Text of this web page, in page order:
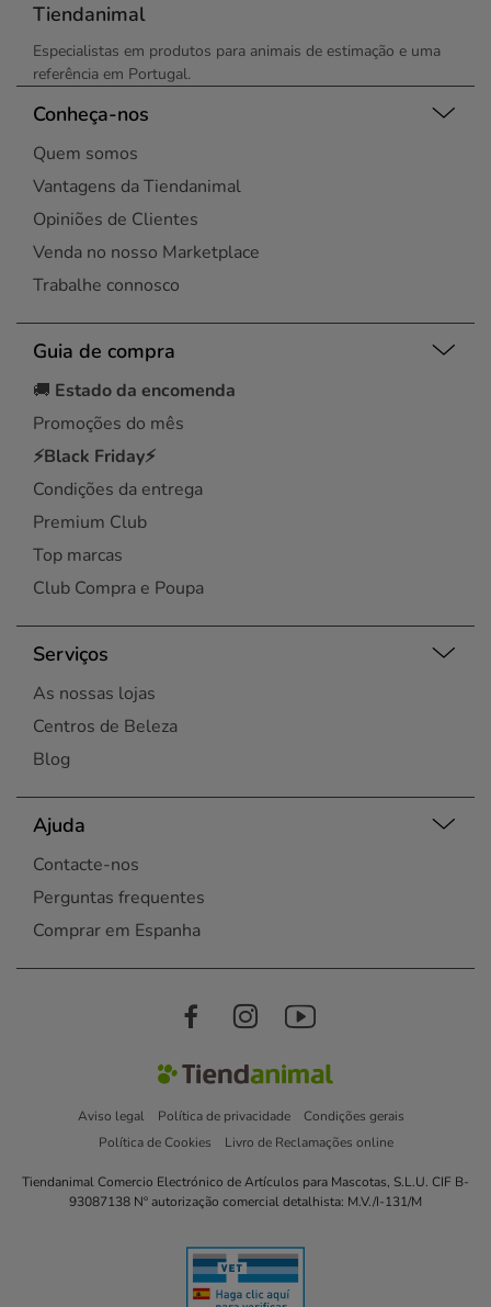
Tiendanimal
Especialistas em produtos para animais de estimação e uma
referência em Portugal.
Conheça-nos
Quem somos
Vantagens da Tiendanimal
Opiniões de Clientes
Venda no nosso Marketplace
Trabalhe connosco
Guia de compra
🚚 Estado da encomenda
Promoções do mês
⚡Black Friday⚡
Condições da entrega
Premium Club
Top marcas
Club Compra e Poupa
Serviços
As nossas lojas
Centros de Beleza
Blog
Ajuda
Contacte-nos
Perguntas frequentes
Comprar em Espanha
Aviso legal Política de privacidade
Condições gerais
Política de Cookies
Livro de Reclamações online
Tiendanimal Comercio Electrónico de Artículos para Mascotas, S.L.U. CIF B-
93087138 Nº autorização comercial detalhista: M.V./I-131/M